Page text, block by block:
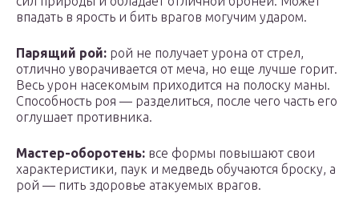
впадать в ярость и бить врагов могучим ударом.
Парящий рой: рой не получает урона от стрел,
отлично уворачивается от меча, но еще лучше горит.
Весь урон насекомым приходится на полоску маны.
Способность роя — разделиться, после чего часть его
оглушает противника.
Мастер-оборотень: все формы повышают свои
характеристики, паук и медведь обучаются броску, а
рой — пить здоровье атакуемых врагов.